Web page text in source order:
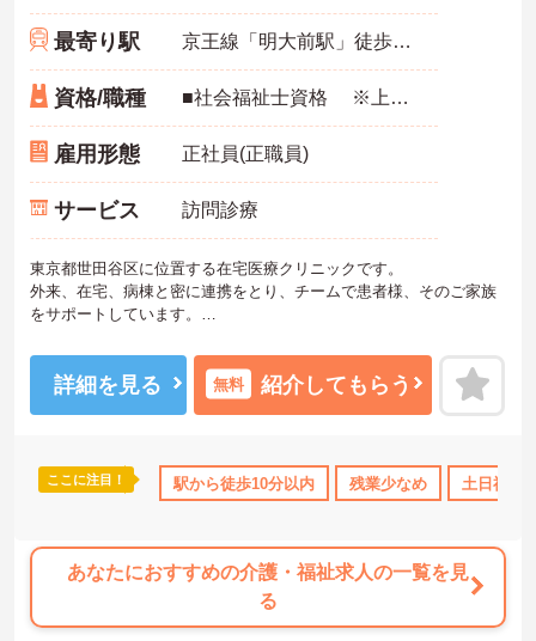
最寄り駅 京王線「明大前駅」徒歩10分
資格/職種 ■社会福祉士資格 ※上記に加え、精神保健福祉士・ケアマネジャーをお持ちの方優遇 ※普通自動車免許保持 歓迎
雇用形態 正社員(正職員)
サービス 訪問診療
東京都世田谷区に位置する在宅医療クリニックです。
外来、在宅、病棟と密に連携をとり、チームで患者様、そのご家族
をサポートしています。
ご興味ある方には、面接対策ポイントなど、さらに詳細をお話しい
たしますのでお気軽にご相談ください！
詳細を見る 無料 紹介してもらう
ここに注目！ 駅から徒歩10分以内 残業少なめ 土日祝休
あなたにおすすめの介護・福祉求人の一覧を見
る